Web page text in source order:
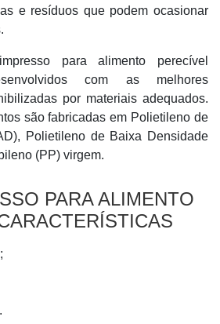
e resíduos que podem ocasionar
para alimento perecível
com as melhores
por materiais adequados.
são fabricadas em Polietileno de
Polietileno de Baixa Densidade
(PP) virgem.
PARA ALIMENTO